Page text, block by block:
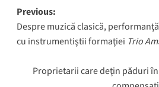
Post
navigation
Previous:
Despre muzică clasică,
cu instrumentiştii formaţiei Trio
Proprietarii care deţin păduri